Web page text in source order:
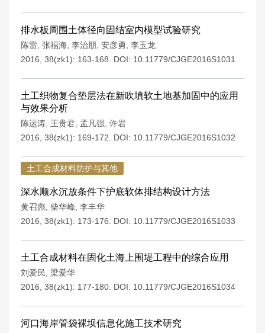
排水板周围土体径向固结室内模型试验研究
陈雷 张福海 李治朋 安彦勇 李玉龙
2016, 38(zk1): 163-168.
DOI: 10.11779/CJGE2016S1031
土工织物复合垫层法在新吹填软土地基加固中的应用
与效果分析
陈运涛 王贵君 孟凡强 许岩
2016, 38(zk1): 169-172.
DOI: 10.11779/CJGE2016S1032
土工合成材料防护与其他
深水顺水沉放条件下护底软体排结构设计方法
黄召彪 柴华峰 李丰华
2016, 38(zk1): 173-176.
DOI: 10.11779/CJGE2016S1033
土工合成材料在固化土海上围堤工程中的综合应用
刘爱民 梁爱华
2016, 38(zk1): 177-180. DOI: 10.11779/CJGE2016S1034
河口海岸管袋裸坝信息化施工技术研究